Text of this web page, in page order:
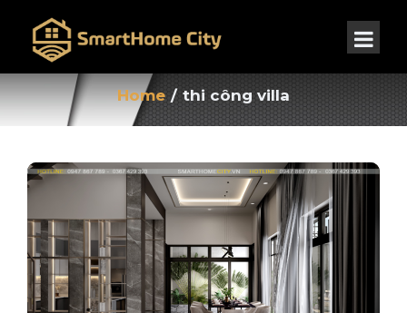
Home / thi công villa